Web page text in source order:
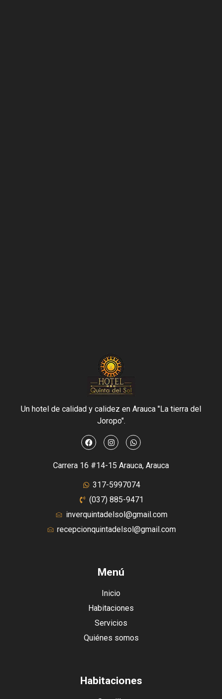
Un hotel de calidad y calidez en Arauca "La tierra del
Joropo".
Carrera 16 #14-15 Arauca, Arauca
317-5997074
(037) 885-9471
inverquintadelsol@gmail.com
recepcionquintadelsol@gmail.com
Menú
Inicio
Habitaciones
Servicios
Quiénes somos
Habitaciones